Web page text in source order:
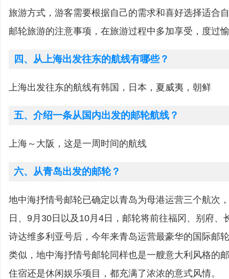
旅游方式，游客需要根据自己的需求和喜好选择适合
邮轮旅游的注意事项，在旅游过程中多加享受，度过
四、从上海出发往东的航线有哪些？
上海出发往东的航线有韩国，日本，夏威夷，朝鲜
五、介绍一条从国内出发的邮轮航线？
上海～大阪，这是一周时间的航线
六、从青岛出发的邮轮？
地中海抒情号邮轮已确定以青岛为母港运营三个航次
日、9月30日以及10月4日，邮轮将前往福冈、别府、
诗达维多利亚号后，今年来青岛运营最豪华的国际邮
类似，地中海抒情号邮轮同样也是一艘意大利风格的
住宿还是休闲娱乐项目，都充满了浓浓的意式风情。